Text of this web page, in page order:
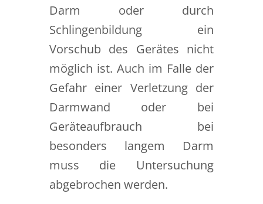
Darm oder durch
Schlingenbildung ein
Vorschub des Gerätes nicht
möglich ist. Auch im Falle der
Gefahr einer Verletzung der
Darmwand oder bei
Geräteaufbrauch bei
besonders langem Darm
muss die Untersuchung
abgebrochen werden.